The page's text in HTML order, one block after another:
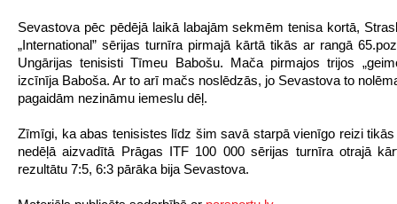
Sevastova pēc pēdējā laikā labajām sekmēm tenisa kortā,
„International” sērijas turnīra pirmajā kārtā tikās ar rangā
Ungārijas tenisisti Tīmeu Babošu. Mača pirmajos trijos
izcīnīja Baboša. Ar to arī mačs noslēdzās, jo Sevastova to
pagaidām nezināmu iemeslu dēļ.
Zīmīgi, ka abas tenisistes līdz šim savā starpā vienīgo reizi tikās
nedēļā aizvadītā Prāgas ITF 100 000 sērijas turnīra otrajā
rezultātu 7:5, 6:3 pārāka bija Sevastova.